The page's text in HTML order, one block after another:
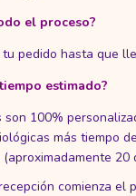
el proceso?
pedido hasta que
estimado?
son 100%
más tiempo
20
comienza